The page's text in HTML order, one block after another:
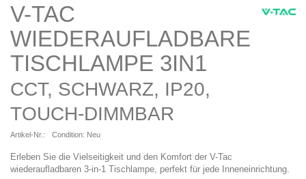
V-TAC
WIEDERAUFLADBARE
TISCHLAMPE 3IN1
CCT, SCHWARZ, IP20,
TOUCH-DIMMBAR
Artikel-Nr.: Condition: Neu
Erleben Sie die Vielseitigkeit und den Komfort der V-Tac
wiederaufladbaren 3-in-1 Tischlampe, perfekt für jede Inneneinrichtung.